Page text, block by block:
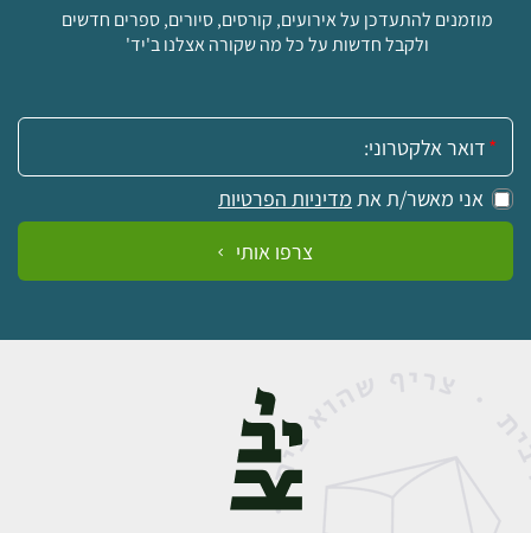
מוזמנים להתעדכן על אירועים, קורסים, סיורים, ספרים חדשים
ולקבל חדשות על כל מה שקורה אצלנו ב'יד'
אימייל:
אני מאשר/ת את מדיניות הפרטיות
צרפו אותי